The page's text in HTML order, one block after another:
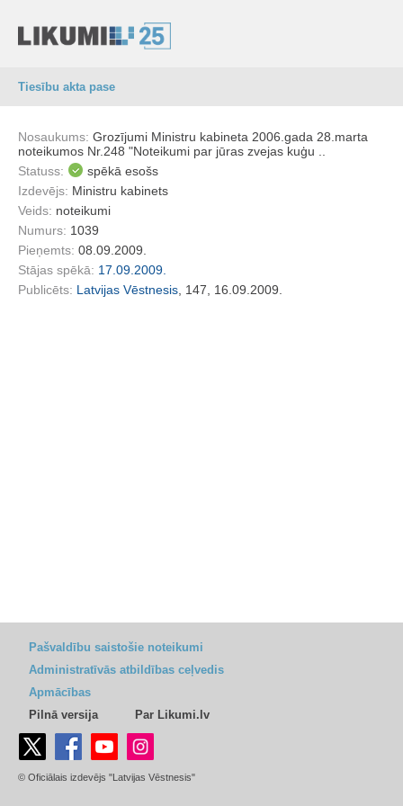
Tiesību akta pase
Nosaukums: Grozījumi Ministru kabineta 2006.gada 28.marta
noteikumos Nr.248 "Noteikumi par jūras zvejas kuģu ..
Statuss:
spēkā esošs
Izdevējs: Ministru kabinets
Veids: noteikumi
Numurs: 1039
Pieņemts: 08.09.2009.
Stājas spēkā: 17.09.2009.
Publicēts: Latvijas Vēstnesis , 147, 16.09.2009.
Pašvaldību saistošie noteikumi
Administratīvās atbildības ceļvedis
Apmācības
Pilnā versija
Par Likumi.lv
© Oficiālais izdevējs "Latvijas Vēstnesis"